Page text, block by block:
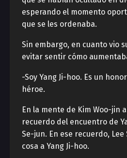
esperando el momento
que se les ordenaba.
Sin embargo, en cuanto vio
evitar sentir cómo
-Soy Yang Ji-hoo. Es un
héroe.
En la mente de Kim Woo-jin
recuerdo del encuentro de
Se-jun. En ese recuerdo,
cosa a Yang Ji-hoo.